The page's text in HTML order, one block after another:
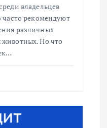
владельцев
часто рекомендуют
различных
Но что